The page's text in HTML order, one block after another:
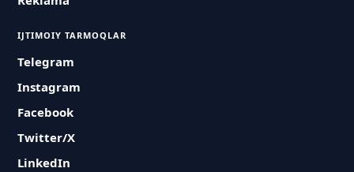
IJTIMOIY TARMOQLAR
Telegram
Instagram
Facebook
Twitter/X
LinkedIn